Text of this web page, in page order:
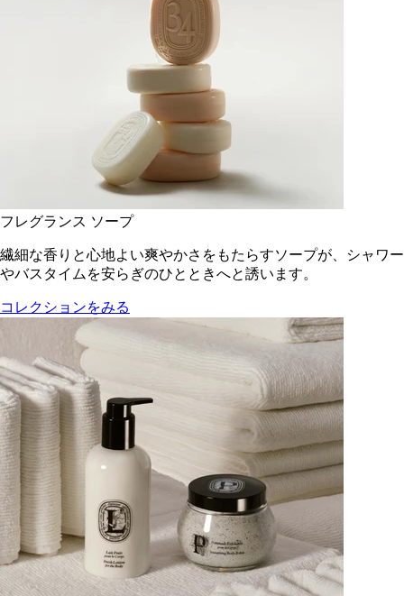
フレグランス ソープ
繊細な香りと心地よい爽やかさをもたらすソープが、シャワー
やバスタイムを安らぎのひとときへと誘います。
コレクションをみる